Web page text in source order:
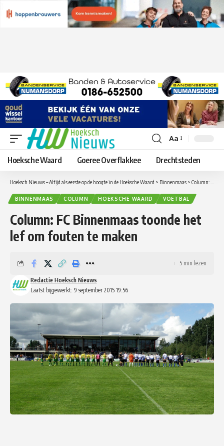
Lettergrootte
aanpassen
Aa
Hoeksche Waard Goeree Overflakkee Drechtsteden
Hoeksch Nieuws – Altijd als eerste op de hoogte in de Hoeksche Waard > Binnenmaas > Column: FC Binnenmaas toonde het lef om fouten te maken
BINNENMAAS COLUMN HOEKSCHE WAARD VOETBAL
Column: FC Binnenmaas toonde het
lef om fouten te maken
Laatst bijgewerkt: 9 september 2015 19:56
Redactie Hoeksch Nieuws
5 min lezen